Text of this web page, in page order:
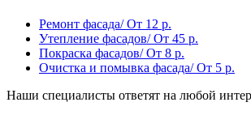
Ремонт фасада/ От 12 р.
Утепление фасадов/ От 45 р.
Покраска фасадов/ От 8 р.
Очистка и помывка фасада/ От 5 р.
Наши специалисты ответят на любой